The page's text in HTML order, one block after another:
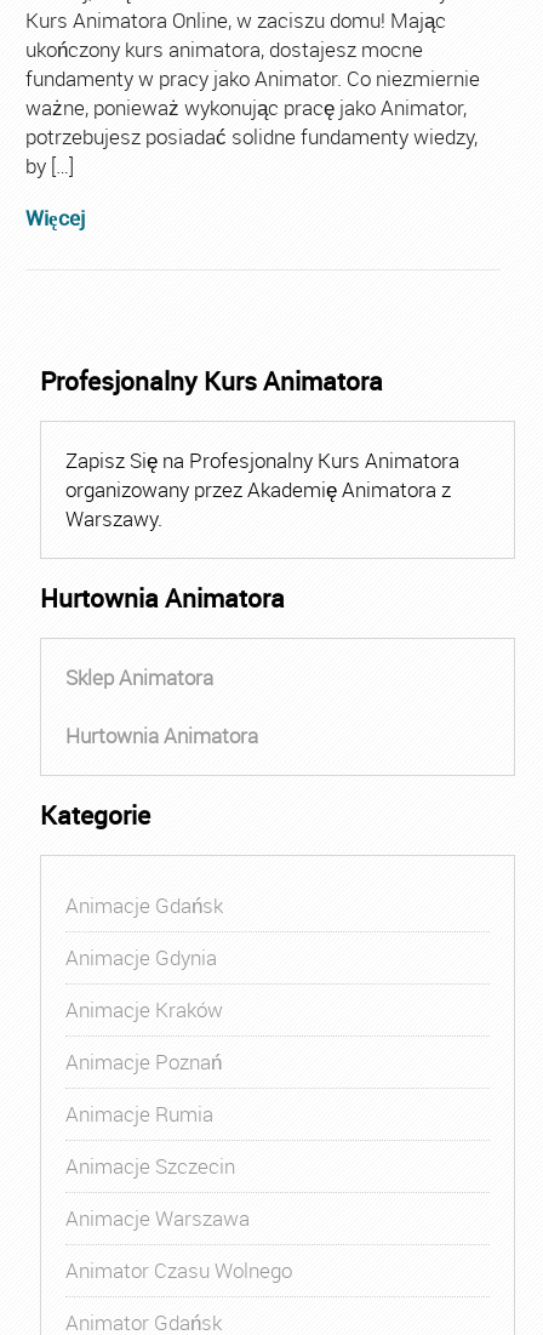
Kurs Animatora Online, w zaciszu domu! Mając
ukończony kurs animatora, dostajesz mocne
fundamenty w pracy jako Animator. Co niezmiernie
ważne, ponieważ wykonując pracę jako Animator,
potrzebujesz posiadać solidne fundamenty wiedzy,
by […]
Więcej
Profesjonalny Kurs Animatora
Zapisz Się na Profesjonalny Kurs Animatora
organizowany przez Akademię Animatora z
Warszawy.
Hurtownia Animatora
Sklep Animatora
Hurtownia Animatora
Kategorie
Animacje Gdańsk
Animacje Gdynia
Animacje Kraków
Animacje Poznań
Animacje Rumia
Animacje Szczecin
Animacje Warszawa
Animator Czasu Wolnego
Animator Gdańsk